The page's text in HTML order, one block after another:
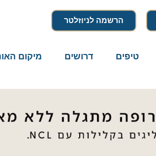
הרשמה לניוזלטר
טיפים דרושים מיקום האוניות